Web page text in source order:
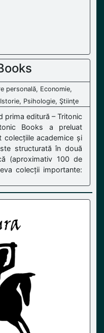
personală, Economie,
Psihologie, Ştiinţe
prima editură – Tritonic
Books a preluat
colecțiile academice și
structurată în două
(aproximativ 100 de
colecții importante: